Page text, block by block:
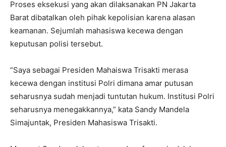
Proses eksekusi yang akan dilaksanakan PN Jakarta
Barat dibatalkan oleh pihak kepolisian karena alasan
keamanan. Sejumlah mahasiswa kecewa dengan
keputusan polisi tersebut.
“Saya sebagai Presiden Mahaiswa Trisakti merasa
kecewa dengan institusi Polri dimana amar putusan
seharusnya sudah menjadi tuntutan hukum. Institusi Polri
seharusnya menegakkannya,” kata Sandy Mandela
Simajuntak, Presiden Mahasiswa Trisakti.